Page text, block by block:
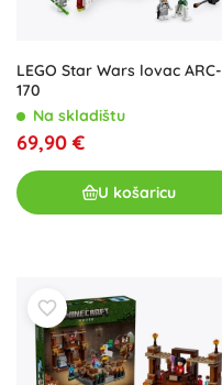
LEGO Star Wars lovac ARC-
170
Na skladištu
69,90 €
U košaricu